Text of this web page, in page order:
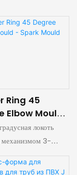
Ring 45
Elbow Mould
Mouldлокоть
механизмом 3-
тяги ядра
сложный.